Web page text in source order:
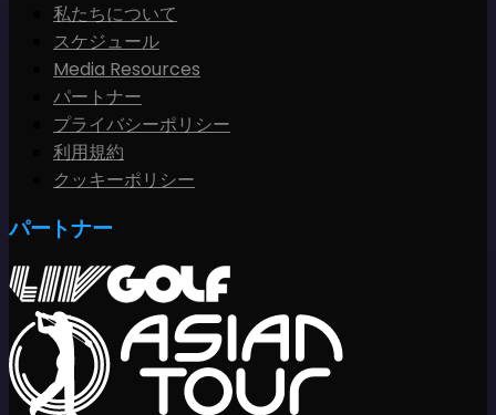
私たちについて
スケジュール
Media Resources
パートナー
プライバシーポリシー
利用規約
クッキーポリシー
パートナー